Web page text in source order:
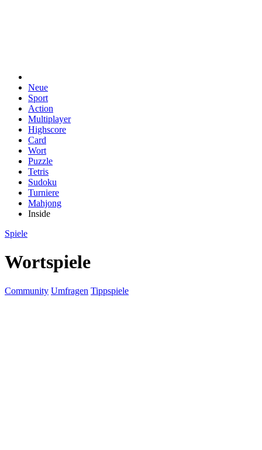
Neue
Sport
Action
Multiplayer
Highscore
Card
Wort
Puzzle
Tetris
Sudoku
Turniere
Mahjong
Inside
Spiele
Wortspiele
Community Umfragen Tippspiele